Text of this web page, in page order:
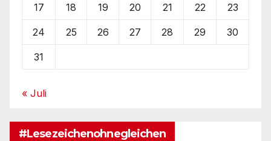
17 18 19 20 21 22 23
24 25 26 27 28 29 30
31
« Juli
#Lesezeichenohnegleichen